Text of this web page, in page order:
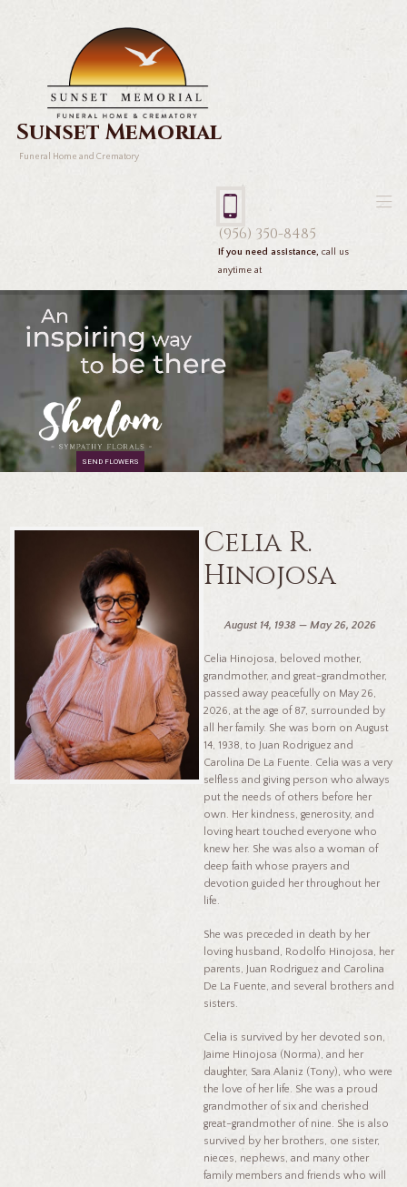
Sunset Memorial
Funeral Home and Crematory
(956) 350-8485
If you need assistance, call us
anytime at
SEND FLOWERS
Celia R.
Hinojosa
August 14, 1938 — May 26, 2026
Celia Hinojosa, beloved mother,
grandmother, and great-grandmother,
passed away peacefully on May 26,
2026, at the age of 87, surrounded by
all her family. She was born on August
14, 1938, to Juan Rodriguez and
Carolina De La Fuente. Celia was a very
selfless and giving person who always
put the needs of others before her
own. Her kindness, generosity, and
loving heart touched everyone who
knew her. She was also a woman of
deep faith whose prayers and
devotion guided her throughout her
life.
She was preceded in death by her
loving husband, Rodolfo Hinojosa, her
parents, Juan Rodriguez and Carolina
De La Fuente, and several brothers and
sisters.
Celia is survived by her devoted son,
Jaime Hinojosa (Norma), and her
daughter, Sara Alaniz (Tony), who were
the love of her life. She was a proud
grandmother of six and cherished
great-grandmother of nine. She is also
survived by her brothers, one sister,
nieces, nephews, and many other
family members and friends who will